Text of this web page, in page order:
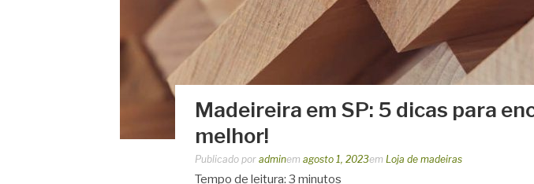
Madeireira em SP: 5 dicas para
melhor!
Publicado por adminem agosto 1, 2023em Loja de madeiras
Tempo de leitura: 3 minutos